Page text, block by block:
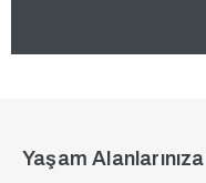
Yaşam